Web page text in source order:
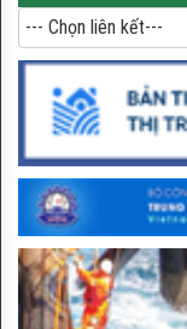
--- Chọn liên kết---